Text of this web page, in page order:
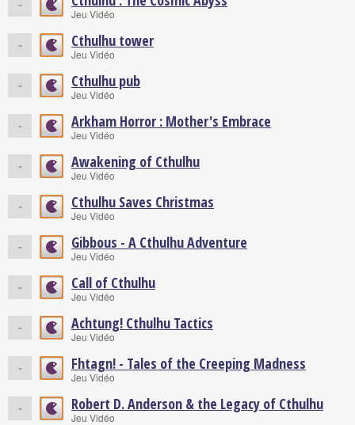
-
Jeu Vidéo
- Cthulhu tower
Jeu Vidéo
- Cthulhu pub
Jeu Vidéo
- Arkham Horror : Mother's Embrace
Jeu Vidéo
- Awakening of Cthulhu
Jeu Vidéo
- Cthulhu Saves Christmas
Jeu Vidéo
- Gibbous - A Cthulhu Adventure
Jeu Vidéo
- Call of Cthulhu
Jeu Vidéo
- Achtung! Cthulhu Tactics
Jeu Vidéo
- Fhtagn! - Tales of the Creeping Madness
Jeu Vidéo
- Robert D. Anderson & the Legacy of Cthulhu
Jeu Vidéo